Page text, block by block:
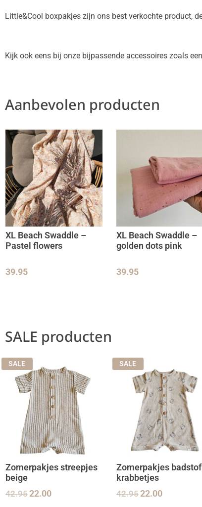
Little&Cool boxpakjes zijn ons best verkochte product,
Kijk ook eens bij onze bijpassende accessoires zoals
Aanbevolen producten
XL Beach Swaddle –
Pastel flowers
39.95
XL Beach Swaddle –
golden dots pink
39.95
SALE producten
SALE
Zomerpakjes streepjes
beige
42.9522.00
SALE
Zomerpakjes badstof
krabbetjes
42.9522.00